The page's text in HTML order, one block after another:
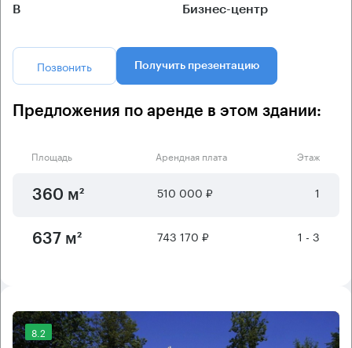
B Бизнес-центр
Позвонить Получить презентацию
Предложения по аренде в этом здании:
Площадь Арендная плата Этаж
360 м² 510 000 ₽ 1
637 м² 743 170 ₽ 1 - 3
8.2